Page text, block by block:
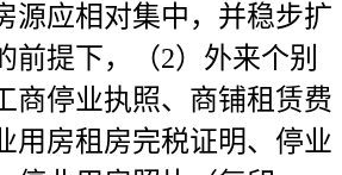
源应相对集中，并稳步扩
前提下，（2）外来个别
商停业执照、商铺租赁费
用房租房完税证明、停业